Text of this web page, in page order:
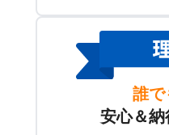
誰で
安心＆